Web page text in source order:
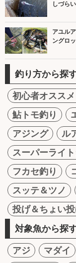
しづら
アユル
ングロ
釣り方から探
初心者オススメ
鮎トモ釣り
アジング
ル
スーパーライ
フカセ釣り
スッテ＆ツノ
投げ＆ちょい
対象魚から探
アジ マダイ